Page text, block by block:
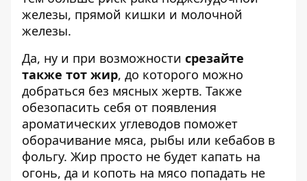
железы, прямой кишки и молочной
железы.
Да, ну и при возможности срезайте
также тот жир, до которого можно
добраться без мясных жертв. Также
обезопасить себя от появления
ароматических углеводов поможет
оборачивание мяса, рыбы или кебабов в
фольгу. Жир просто не будет капать на
огонь, да и копоть на мясо попадать не